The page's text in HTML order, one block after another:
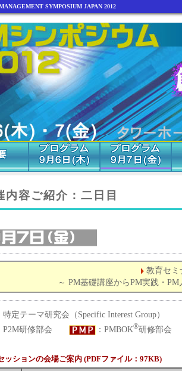
SYMPOSIUM JAPAN 2012
内容ご紹介：二日目
教育セミ
～ PM基礎講座からPM実践・
特定テーマ研究会（Specific Interest Group
P2M研修部会
：PMBOK®研修部会
ッションの会場ご案内 (PDFファイル：97KB)